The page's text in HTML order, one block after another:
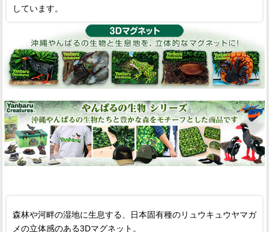
しています。
森林や河畔の湿地に生息する、日本固有種のリュウキュウヤマガ
メの立体感のある3Dマグネット。